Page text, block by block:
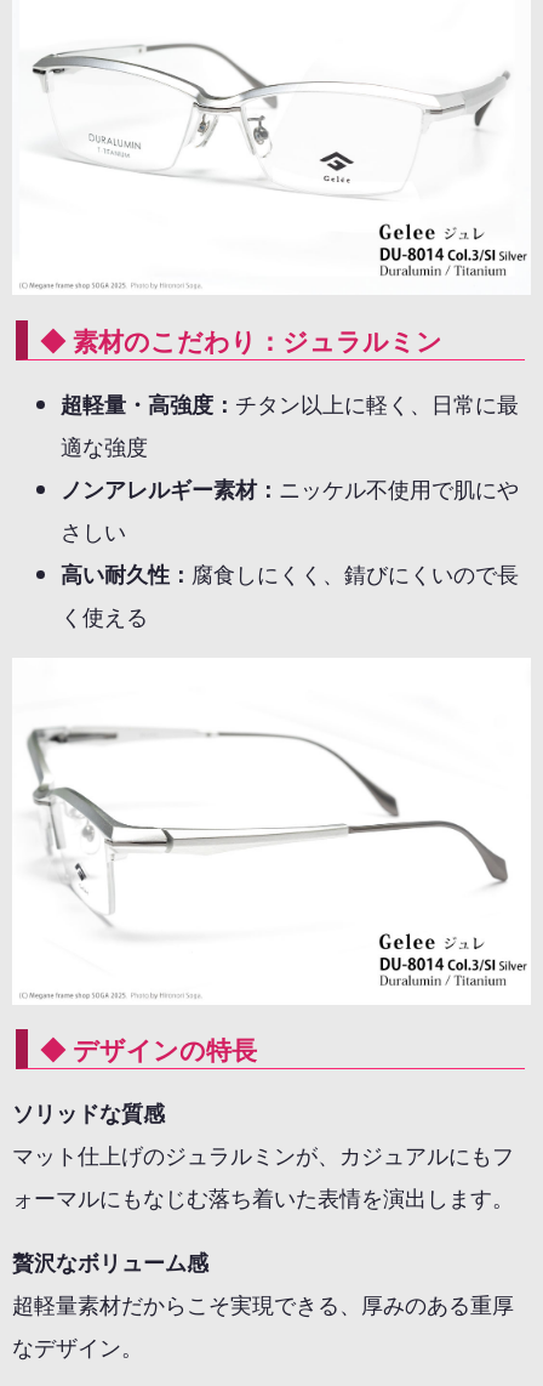
◆ 素材のこだわり：ジュラルミン
超軽量・高強度： チタン以上に軽く、日常に最
適な強度
ノンアレルギー素材： ニッケル不使用で肌にや
さしい
高い耐久性： 腐食しにくく、錆びにくいので長
く使える
◆ デザインの特長
ソリッドな質感
マット仕上げのジュラルミンが、カジュアルにもフ
ォーマルにもなじむ落ち着いた表情を演出します。
贅沢なボリューム感
超軽量素材だからこそ実現できる、厚みのある重厚
なデザイン。